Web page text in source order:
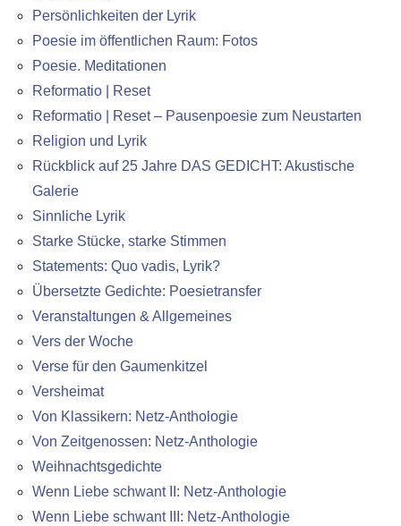
Persönlichkeiten der Lyrik
Poesie im öffentlichen Raum: Fotos
Poesie. Meditationen
Reformatio | Reset
Reformatio | Reset – Pausenpoesie zum Neustarten
Religion und Lyrik
Rückblick auf 25 Jahre DAS GEDICHT: Akustische
Galerie
Sinnliche Lyrik
Starke Stücke, starke Stimmen
Statements: Quo vadis, Lyrik?
Übersetzte Gedichte: Poesietransfer
Veranstaltungen & Allgemeines
Vers der Woche
Verse für den Gaumenkitzel
Versheimat
Von Klassikern: Netz-Anthologie
Von Zeitgenossen: Netz-Anthologie
Weihnachtsgedichte
Wenn Liebe schwant II: Netz-Anthologie
Wenn Liebe schwant III: Netz-Anthologie